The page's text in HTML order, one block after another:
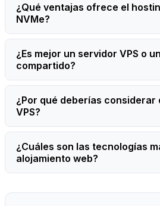
¿Qué ventajas ofrece el
NVMe?
¿Es mejor un servidor VPS o
compartido?
¿Por qué deberías considerar
VPS?
¿Cuáles son las tecnologías
alojamiento web?